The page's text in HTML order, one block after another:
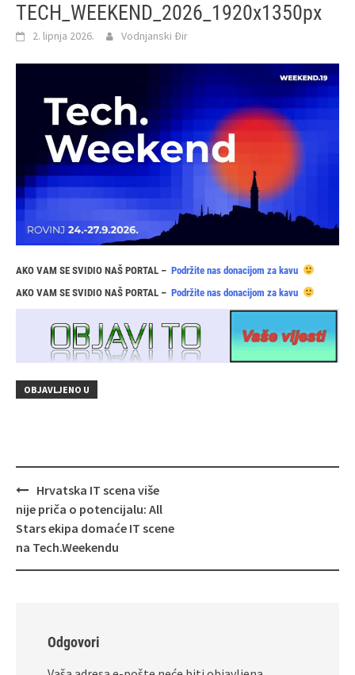
TECH_WEEKEND_2026_1920x1350px
2. lipnja 2026. Vodnjanski Đir
AKO VAM SE SVIDIO NAŠ PORTAL – Podržite nas donacijom za kavu
AKO VAM SE SVIDIO NAŠ PORTAL – Podržite nas donacijom za kavu
OBJAVLJENO U
Navigacija
objava
Hrvatska IT scena više
nije priča o potencijalu: All
Stars ekipa domaće IT scene
na Tech.Weekendu
Odgovori